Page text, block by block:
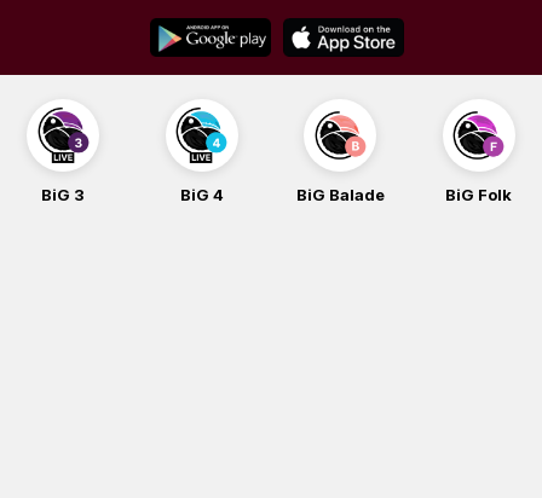
content
BiG 3 BiG 4 BiG Balade BiG Folk